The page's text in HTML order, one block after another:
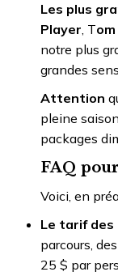
Les plus
Player, T
notre plus
grandes
Attention
pleine
packages
FAQ
Voici, en
Le tarif des
parcours,
25 $ par